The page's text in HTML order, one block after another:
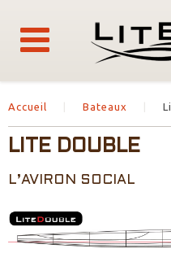
Accueil Bateaux
LITE DOUBLE
L’AVIRON SOCIAL